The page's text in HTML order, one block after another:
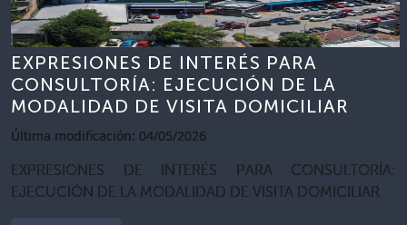
EXPRESIONES DE INTERÉS PARA
CONSULTORÍA: EJECUCIÓN DE LA
MODALIDAD DE VISITA DOMICILIAR
Última modificación: 04/05/2026
EXPRESIONES DE INTERÉS PARA CONSULTORÍA:
EJECUCIÓN DE LA MODALIDAD DE VISITA DOMICILIAR